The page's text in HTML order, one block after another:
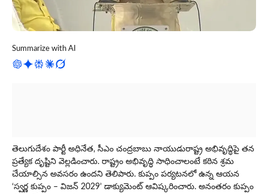
Summarize with AI
తెలుగుదేశం పార్టీ అధినేత, సీఎం చంద్రబాబు నాయుడురాష్ట్ర అభివృద్ధిపై తన
ప్రత్యేక దృష్టిని వెల్లడించారు. రాష్ట్రం అభివృద్ధి సాధించాలంటే కఠిన శ్రమ
చేయాల్సిన అవసరం ఉందని తెలిపారు. కుప్పం ప‌ర్య‌ట‌న‌లో ఉన్న ఆయ‌న
‘స్వర్ణ కుప్పం – విజన్ 2029’ డాక్యుమెంట్ ఆవిష్కరించారు. అనంత‌రం కుప్పం